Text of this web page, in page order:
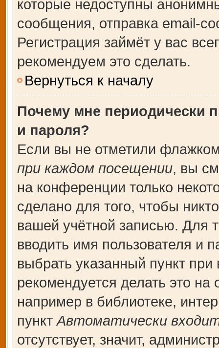
которые недоступны
сообщения, отправка email-
Регистрация займёт у вас
рекомендуем это сделать.
Вернуться к началу
Почему мне периодически
и пароля?
Если вы не отметили
при каждом посещении, вы
на конференции только
сделано для того, чтобы
вашей учётной записью. Для
вводить имя пользователя и
выбрать указанный пункт
рекомендуется делать это
например в библиотеке,
пунктАвтоматически
отсутствует, значит,